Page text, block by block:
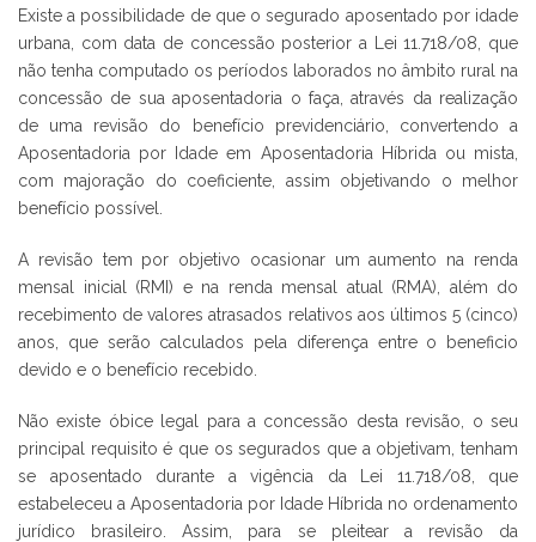
Existe a possibilidade de que o segurado aposentado por idade
urbana, com data de concessão posterior a Lei 11.718/08, que
não tenha computado os períodos laborados no âmbito rural na
concessão de sua aposentadoria o faça, através da realização
de uma revisão do benefício previdenciário, convertendo a
Aposentadoria por Idade em Aposentadoria Híbrida ou mista,
com majoração do coeficiente, assim objetivando o melhor
benefício possível.
A revisão tem por objetivo ocasionar um aumento na renda
mensal inicial (RMI) e na renda mensal atual (RMA), além do
recebimento de valores atrasados relativos aos últimos 5 (cinco)
anos, que serão calculados pela diferença entre o beneficio
devido e o benefício recebido.
Não existe óbice legal para a concessão desta revisão, o seu
principal requisito é que os segurados que a objetivam, tenham
se aposentado durante a vigência da Lei 11.718/08, que
estabeleceu a Aposentadoria por Idade Híbrida no ordenamento
jurídico brasileiro. Assim, para se pleitear a revisão da